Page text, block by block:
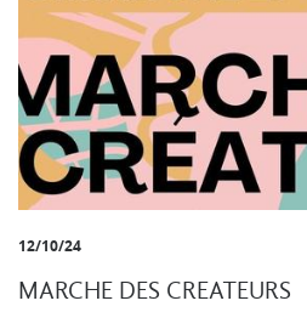
12/10/24
MARCHE DES CREATEURS